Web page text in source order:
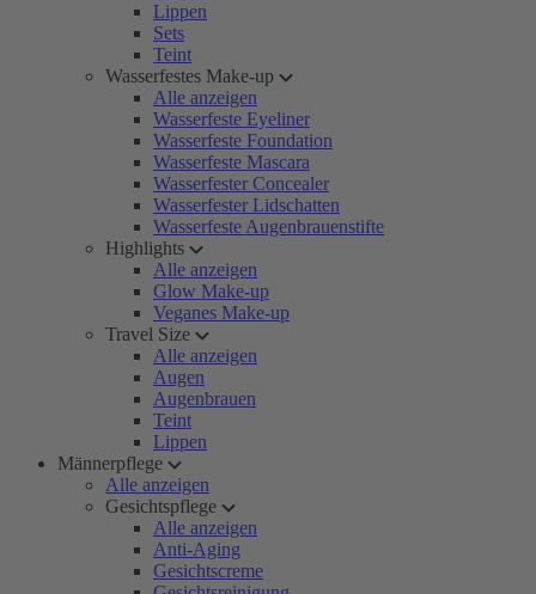
Lippen
Sets
Teint
Wasserfestes Make-up
Alle anzeigen
Wasserfeste Eyeliner
Wasserfeste Foundation
Wasserfeste Mascara
Wasserfester Concealer
Wasserfester Lidschatten
Wasserfeste Augenbrauenstifte
Highlights
Alle anzeigen
Glow Make-up
Veganes Make-up
Travel Size
Alle anzeigen
Augen
Augenbrauen
Teint
Lippen
Männerpflege
Alle anzeigen
Gesichtspflege
Alle anzeigen
Anti-Aging
Gesichtscreme